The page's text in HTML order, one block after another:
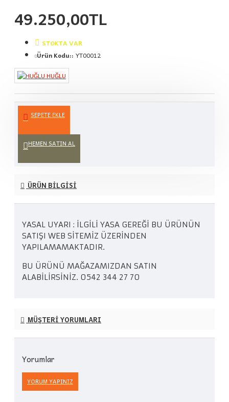
49.250,00TL
STOKTA VAR
Ürün Kodu:: YT00012
HUĞLU
SEPETE EKLE
HEMEN SATIN AL
ÜRÜN BILGISI
YASAL UYARI : İLGİLİ YASA GEREĞİ BU ÜRÜNÜN
SATIŞI WEB SİTEMİZ ÜZERİNDEN
YAPILAMAMAKTADIR.
BU ÜRÜNÜ MAĞAZAMIZDAN SATIN
ALABİLİRSİNİZ. 0542 344 27 70
MÜŞTERI YORUMLARI
Yorumlar
YORUM YAPINIZ